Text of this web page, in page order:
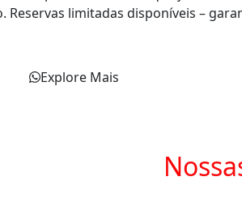
Reservas limitadas disponíveis –
Explore Mais